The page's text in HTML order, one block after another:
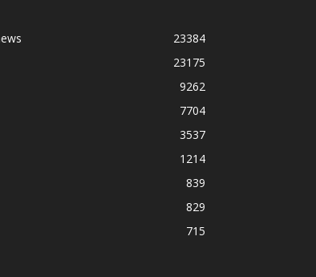
23384
23175
9262
7704
3537
1214
839
829
715